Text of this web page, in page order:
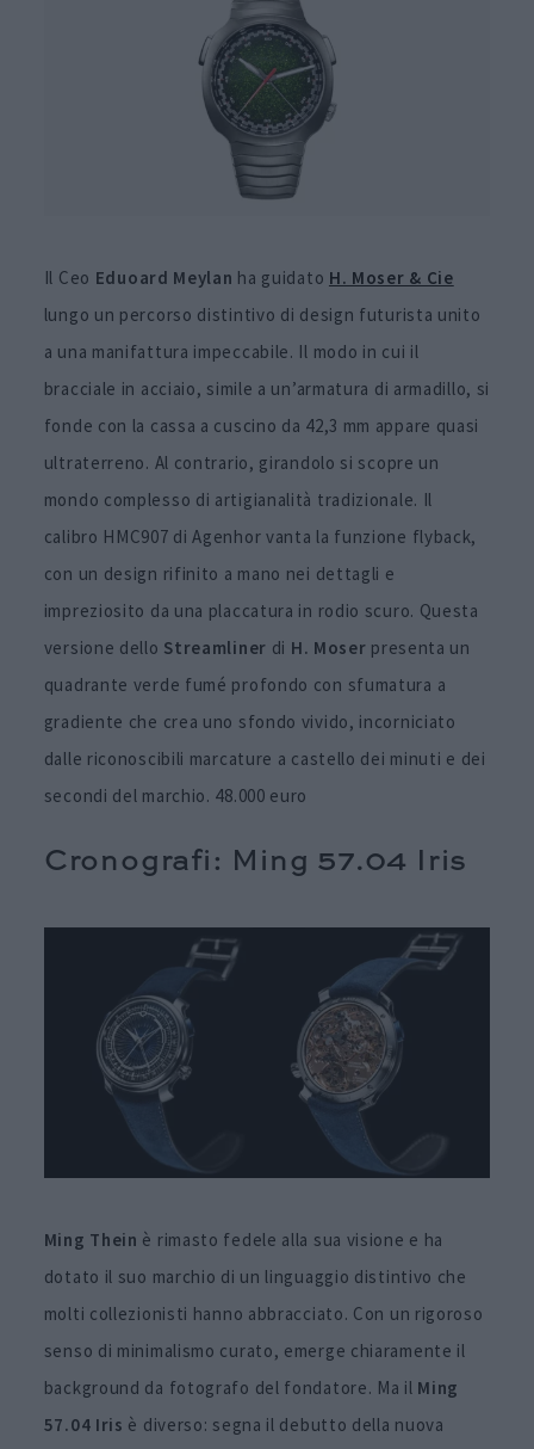
Il Ceo Eduoard Meylan ha guidato H. Moser & Cie
lungo un percorso distintivo di design futurista unito
a una manifattura impeccabile. Il modo in cui il
bracciale in acciaio, simile a un’armatura di armadillo, si
fonde con la cassa a cuscino da 42,3 mm appare quasi
ultraterreno. Al contrario, girandolo si scopre un
mondo complesso di artigianalità tradizionale. Il
calibro HMC907 di Agenhor vanta la funzione flyback,
con un design rifinito a mano nei dettagli e
impreziosito da una placcatura in rodio scuro. Questa
versione dello Streamliner di H. Moser presenta un
quadrante verde fumé profondo con sfumatura a
gradiente che crea uno sfondo vivido, incorniciato
dalle riconoscibili marcature a castello dei minuti e dei
secondi del marchio. 48.000 euro
Cronografi: Ming 57.04 Iris
Ming Thein è rimasto fedele alla sua visione e ha
dotato il suo marchio di un linguaggio distintivo che
molti collezionisti hanno abbracciato. Con un rigoroso
senso di minimalismo curato, emerge chiaramente il
background da fotografo del fondatore. Ma il Ming
57.04 Iris è diverso: segna il debutto della nuova